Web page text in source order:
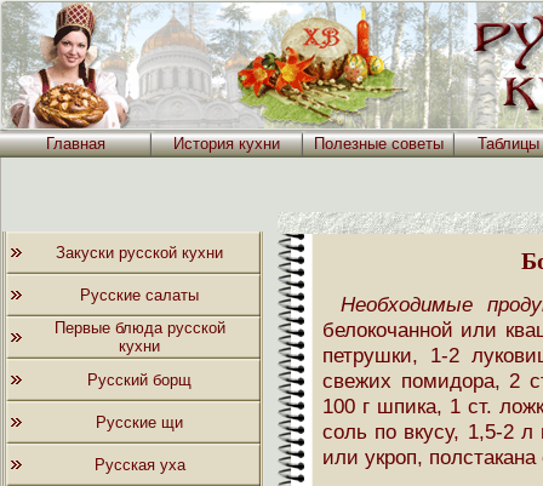
Главная История кухни Полезные советы
Закуски русской кухни
Русские салаты
Первые блюда русской
кухни
Русский борщ
Русские щи
Русская уха
Необходимые
белокочанной или
петрушки, 1-2
свежих помидора, 2
100 г шпика, 1 ст.
соль по вкусу, 1,5-2
или укроп,